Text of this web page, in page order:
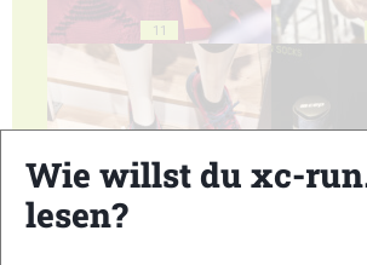
11
Wie willst du xc-
lesen?